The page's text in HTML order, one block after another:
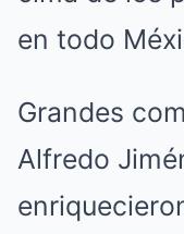
en todo
Grandes
Alfredo